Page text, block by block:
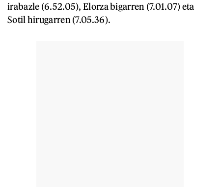
irabazle (6.52.05), Elorza bigarren (7.01.07) eta
Sotil hirugarren (7.05.36).